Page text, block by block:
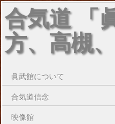
合気道 「
方、高槻
眞武館について
合気道信念
映像館